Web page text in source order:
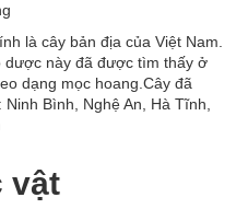
là cây bản địa của Việt Nam.
dược này đã được tìm thấy ở
dạng mọc hoang.Cây đã
Bình, Nghệ An, Hà Tĩnh,
vật